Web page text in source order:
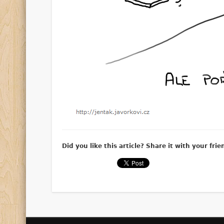
Did you like this article? Share it with your